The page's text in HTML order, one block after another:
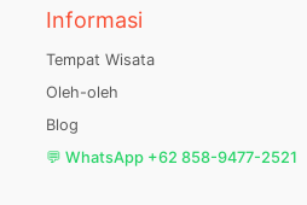
Informasi
Tempat Wisata
Oleh-oleh
Blog
💬 WhatsApp +62 858-9477-2521